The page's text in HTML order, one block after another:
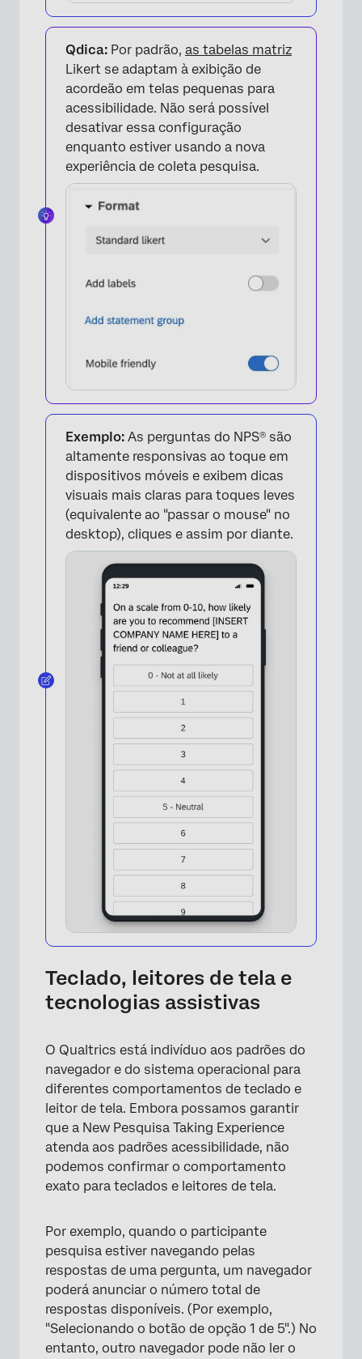
Qdica: Por padrão, as tabelas matriz
Likert se adaptam à exibição de
acordeão em telas pequenas para
acessibilidade. Não será possível
desativar essa configuração
enquanto estiver usando a nova
experiência de coleta pesquisa.
×
Exemplo: As perguntas do NPS® são
altamente responsivas ao toque em
dispositivos móveis e exibem dicas
visuais mais claras para toques leves
(equivalente ao "passar o mouse" no
desktop), cliques e assim por diante.
Teclado, leitores de tela e
tecnologias assistivas
O Qualtrics está indivíduo aos padrões do
navegador e do sistema operacional para
diferentes comportamentos de teclado e
leitor de tela. Embora possamos garantir
que a New Pesquisa Taking Experience
atenda aos padrões acessibilidade, não
podemos confirmar o comportamento
exato para teclados e leitores de tela.
Por exemplo, quando o participante
pesquisa estiver navegando pelas
respostas de uma pergunta, um navegador
poderá anunciar o número total de
respostas disponíveis. (Por exemplo,
"Selecionando o botão de opção 1 de 5".) No
entanto, outro navegador pode não ler o